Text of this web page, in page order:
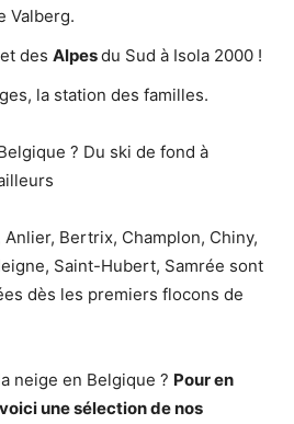
Valberg.
des Alpesdu Sud à Isola 2000 !
la station des familles.
? Du ski de fond à
Anlier, Bertrix, Champlon, Chiny,
Saint-Hubert, Samrée sont
dès les premiers flocons de
neige en Belgique ? Pour en
une sélection de nos